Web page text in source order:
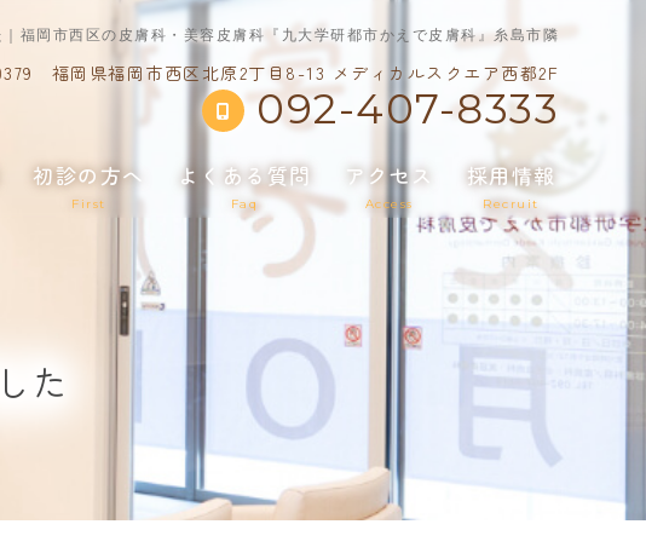
福岡市西区の皮膚科・美容皮膚科『九大学研都市かえで皮膚科』糸島市隣
福岡県福岡市西区北原2丁目8-13 メディカルスクエア西都2F
092-407-8333
初診の方へ
First
よくある質問
Faq
アクセス
Access
採用情報
Recruit
た